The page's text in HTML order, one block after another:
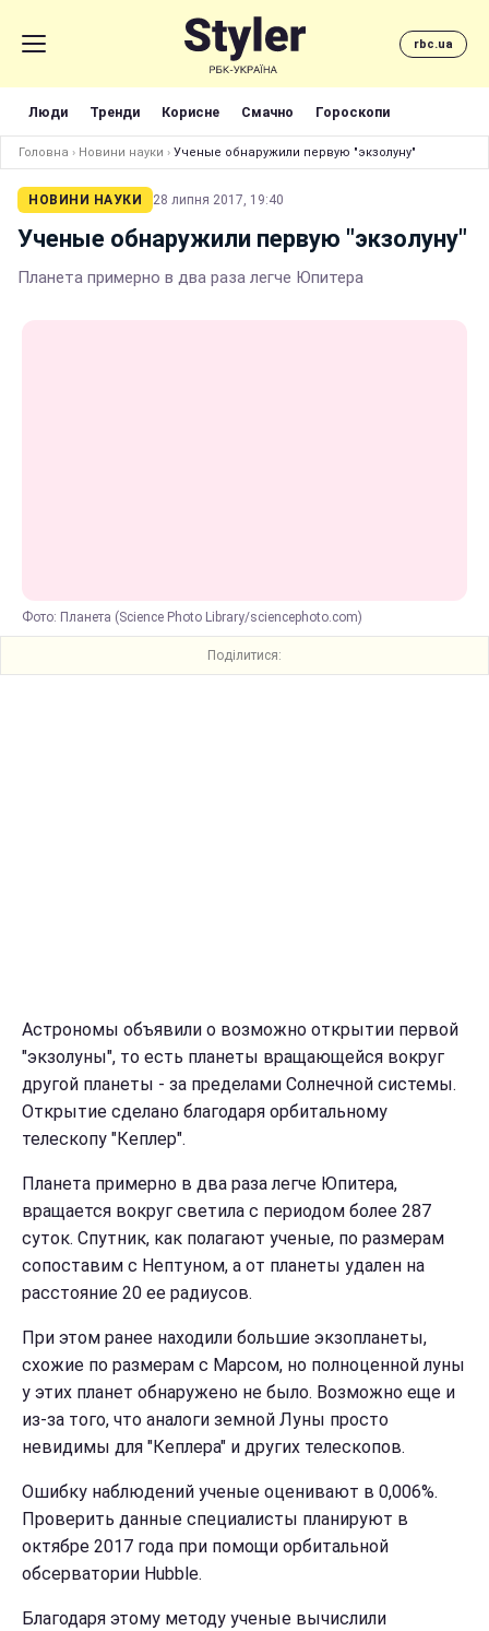
rbc.ua
Люди Тренди Корисне Смачно Гороскопи
Головна › Новини науки › Ученые обнаружили первую "экзолуну"
НОВИНИ НАУКИ 28 липня 2017, 19:40
Ученые обнаружили первую "экзолуну"
Планета примерно в два раза легче Юпитера
Фото: Планета (Science Photo Library/sciencephoto.com)
Поділитися:
Астрономы объявили о возможно открытии первой
"экзолуны", то есть планеты вращающейся вокруг
другой планеты - за пределами Солнечной системы.
Открытие сделано благодаря орбитальному
телескопу "Кеплер".
Планета примерно в два раза легче Юпитера,
вращается вокруг светила с периодом более 287
суток. Спутник, как полагают ученые, по размерам
сопоставим с Нептуном, а от планеты удален на
расстояние 20 ее радиусов.
При этом ранее находили большие экзопланеты,
схожие по размерам с Марсом, но полноценной луны
у этих планет обнаружено не было. Возможно еще и
из-за того, что аналоги земной Луны просто
невидимы для "Кеплера" и других телескопов.
Ошибку наблюдений ученые оценивают в 0,006%.
Проверить данные специалисты планируют в
октябре 2017 года при помощи орбитальной
обсерватории Hubble.
Благодаря этому методу ученые вычислили